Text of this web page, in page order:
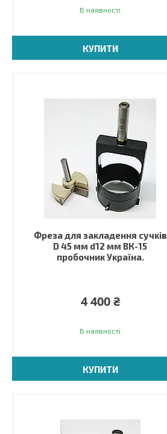
В наявності
КУПИТИ
Фреза для закладення сучків
D 45 мм d12 мм ВК-15
пробочник Україна.
4 400 ₴
В наявності
КУПИТИ